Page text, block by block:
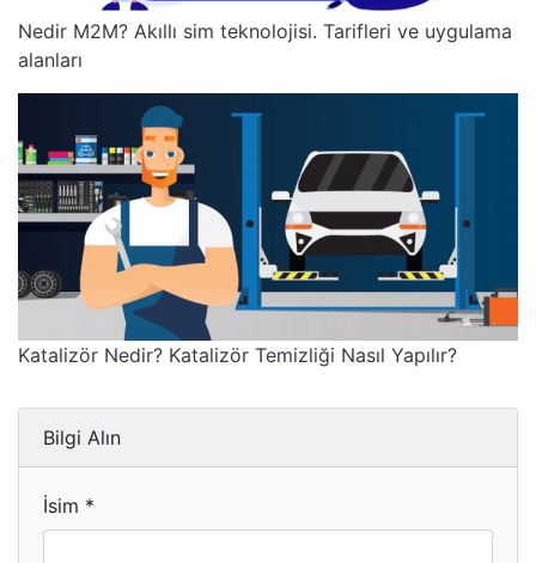
Nedir M2M? Akıllı sim teknolojisi. Tarifleri ve uygulama
alanları
Katalizör Nedir? Katalizör Temizliği Nasıl Yapılır?
Bilgi Alın
İsim *